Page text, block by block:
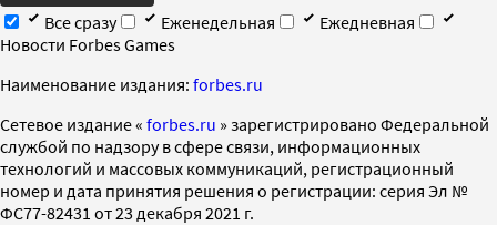
Все сразу
Еженедельная
Ежедневная
Новости Forbes Games
Наименование издания: forbes.ru
Cетевое издание « forbes.ru » зарегистрировано Федеральной
службой по надзору в сфере связи, информационных
технологий и массовых коммуникаций, регистрационный
номер и дата принятия решения о регистрации: серия Эл №
ФС77-82431 от 23 декабря 2021 г.